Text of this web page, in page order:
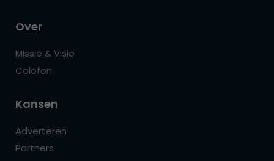
Over
Missie & Visie
Colofon
Kansen
Adverteren
Partners